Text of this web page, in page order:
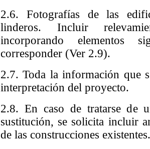
2.6. Fotografías de las
linderos. Incluir
incorporando elementos
corresponder (Ver 2.9).
2.7. Toda la información que
interpretación del proyecto.
2.8. En caso de tratarse de
sustitución, se solicita incluir
de las construcciones existentes.